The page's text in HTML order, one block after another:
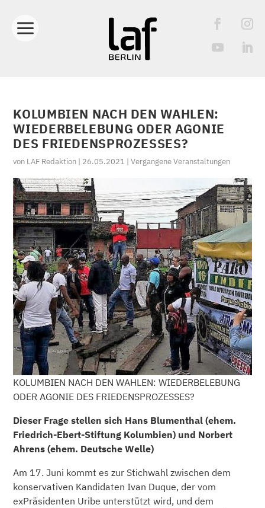
KOLUMBIEN NACH DEN WAHLEN:
WIEDERBELEBUNG ODER AGONIE
DES FRIEDENSPROZESSES?
von LAF Redaktion | 26.05.2021 |Vergangene Veranstaltungen
KOLUMBIEN NACH DEN WAHLEN: WIEDERBELEBUNG
ODER AGONIE DES FRIEDENSPROZESSES?
Dieser Frage stellen sich Hans Blumenthal (ehem.
Friedrich-Ebert-Stiftung Kolumbien) und Norbert
Ahrens (ehem. Deutsche Welle)
Am 17. Juni kommt es zur Stichwahl zwischen dem
konservativen Kandidaten Ivan Duque, der vom
exPräsidenten Uribe unterstützt wird, und dem